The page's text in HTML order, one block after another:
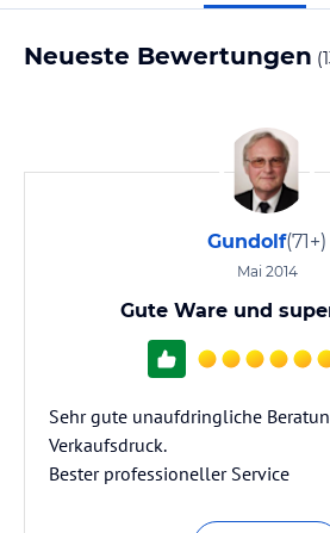
Neueste Bewertungen
Gundolf(71+)
Mai 2014
Gute Ware und
Sehr gute unaufdringliche
Verkaufsdruck.
Bester professioneller Service